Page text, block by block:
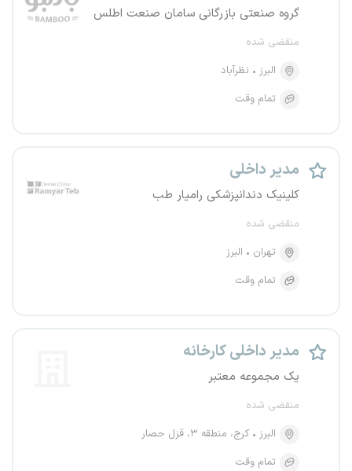
گروه صنعتی بازرگانی سامان صنعت اطلس
منقضی شده
البرز
نظرآباد
تمام وقت
مدیر داخلی
کلینیک دندانپزشکی رامیار طب
منقضی شده
تهران
البرز
تمام وقت
مدیر داخلی کارخانه
یک مجموعه معتبر
منقضی شده
البرز
کرج، منطقه ۳، قزل حصار
تمام وقت